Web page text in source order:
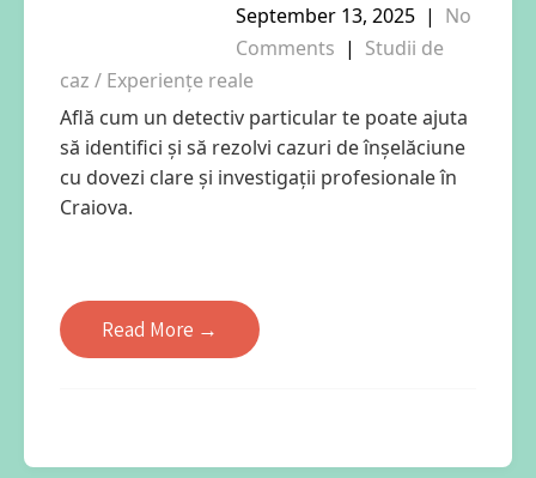
September 13, 2025 | No
Comments | Studii de
caz / Experiențe reale
Află cum un detectiv particular te poate ajuta
să identifici și să rezolvi cazuri de înșelăciune
cu dovezi clare și investigații profesionale în
Craiova.
Read More →